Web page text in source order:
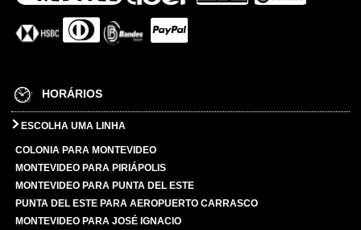
HORÁRIOS
ESCOLHA UMA LINHA
COLONIA PARA MONTEVIDEO
MONTEVIDEO PARA PIRIÁPOLIS
MONTEVIDEO PARA PUNTA DEL ESTE
PUNTA DEL ESTE PARA AEROPUERTO CARRASCO
MONTEVIDEO PARA JOSÉ IGNACIO